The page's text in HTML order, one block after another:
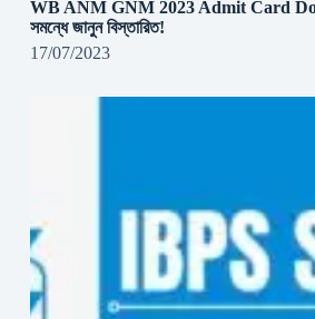
WB ANM GNM 2023 Admit Card
সমন্ধে জানুন বিস্তারিত!
17/07/2023